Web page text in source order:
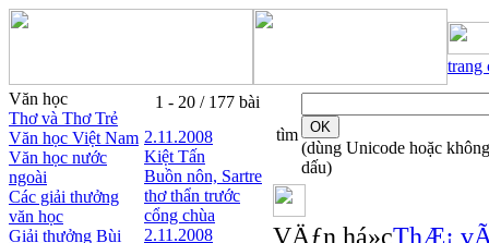
trang
Văn học
Thơ và Thơ Trẻ
Văn học Việt Nam
Văn học nước
ngoài
Các giải thưởng
văn học
Giải thưởng Bùi
1 - 20 / 177 bài
2.11.2008
Kiệt Tấn
Buồn nôn, Sartre
thơ thẩn trước
cổng chùa
2.11.2008
tìm
(dùng Unicode hoặc không
dấu)
VÄƒn há»cThÆ¡